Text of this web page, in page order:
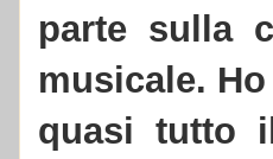
parte sulla
musicale.
quasi tutto